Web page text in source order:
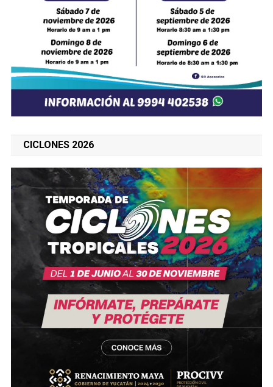
CICLONES 2026